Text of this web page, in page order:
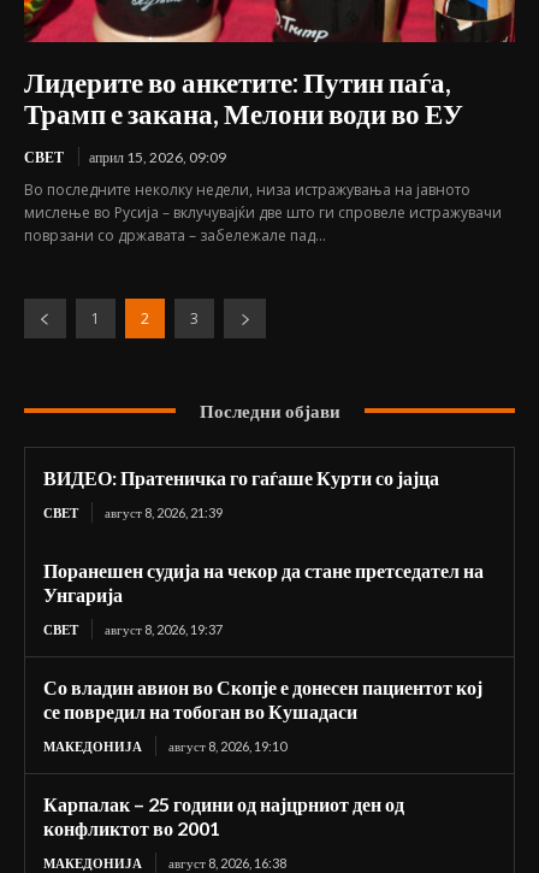
Лидерите во анкетите: Путин паѓа,
Трамп е закана, Мелони води во ЕУ
СВЕТ април 15, 2026, 09:09
Во последните неколку недели, низа истражувања на јавното
мислење во Русија – вклучувајќи две што ги спровеле истражувачи
поврзани со државата – забележале пад...
1 2 3
Последни објави
ВИДЕО: Пратеничка го гаѓаше Курти со јајца
СВЕТ август 8, 2026, 21:39
Поранешен судија на чекор да стане претседател на
Унгарија
СВЕТ август 8, 2026, 19:37
Со владин авион во Скопје е донесен пациентот кој
се повредил на тобоган во Кушадаси
МАКЕДОНИЈА август 8, 2026, 19:10
Карпалак – 25 години од најцрниот ден од
конфликтот во 2001
МАКЕДОНИЈА август 8, 2026, 16:38